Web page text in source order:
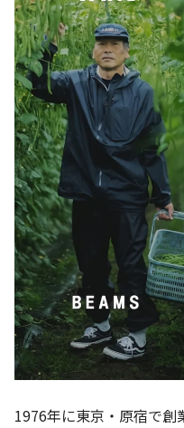
1976年に東京・原宿で創